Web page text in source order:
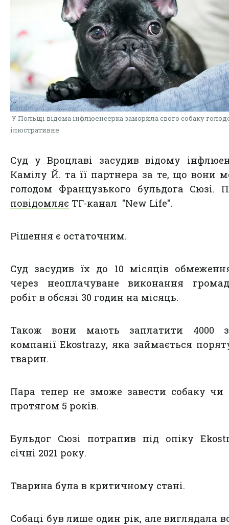
У Польщі відома інфлюенсерка заморила свого собаку
ілюстративне
Суд у Вроцлаві засудив відому
Камілу Й. та її партнера за те, що вони
голодом Французького бульдога Сюзі.
повідомляє ТГ-канал "New Life".
Рішення є остаточним.
Суд засудив їх до 10 місяців
через неоплачуване виконання
робіт в обсязі 30 годин на місяць.
Також вони мають заплатити 4000
компанії Ekostrazy, яка займається
тварин.
Пара тепер не зможе завести собаку чи
протягом 5 років.
Бульдог Сюзі потрапив під опіку
січні 2021 року.
Тварина була в критичному стані.
Собаці був лише один рік, але виглядала